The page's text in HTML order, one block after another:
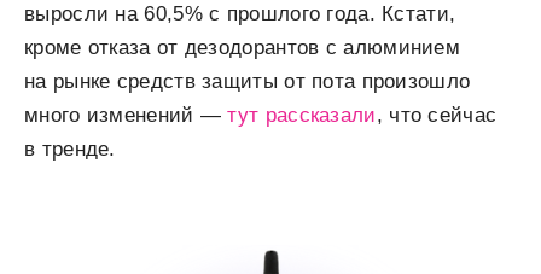
выросли на 60,5% с прошлого года. Кстати,
кроме отказа от дезодорантов с алюминием
на рынке средств защиты от пота произошло
много изменений —тут рассказали, что сейчас
в тренде.